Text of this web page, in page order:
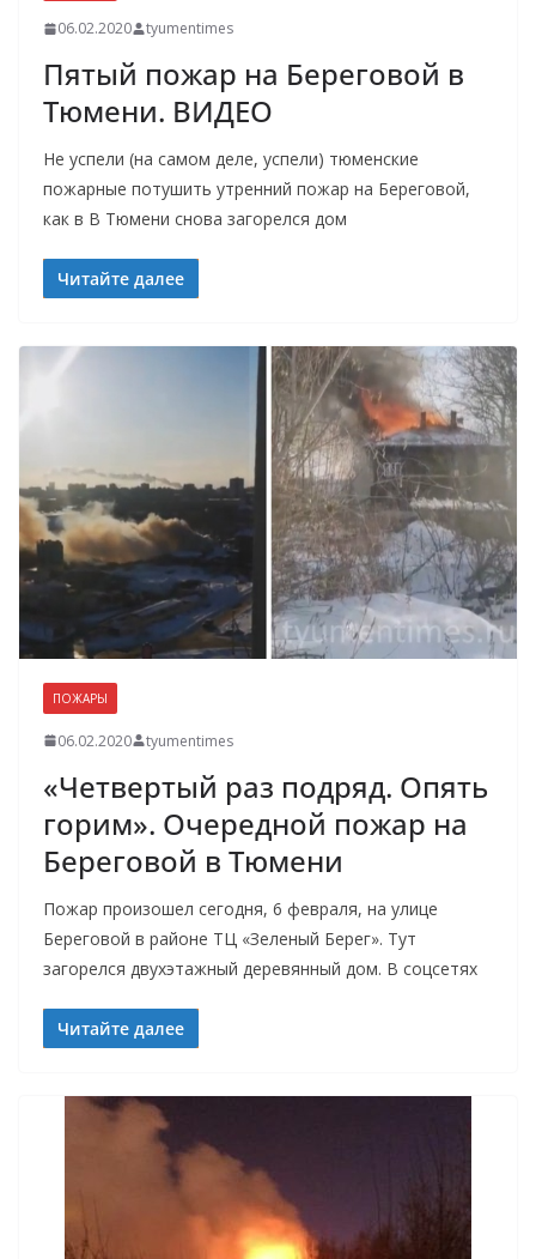
06.02.2020 tyumentimes
Пятый пожар на Береговой в
Тюмени. ВИДЕО
Не успели (на самом деле, успели) тюменские
пожарные потушить утренний пожар на Береговой,
как в В Тюмени снова загорелся дом
Читайте далее
ПОЖАРЫ
06.02.2020 tyumentimes
«Четвертый раз подряд. Опять
горим». Очередной пожар на
Береговой в Тюмени
Пожар произошел сегодня, 6 февраля, на улице
Береговой в районе ТЦ «Зеленый Берег». Тут
загорелся двухэтажный деревянный дом. В соцсетях
Читайте далее